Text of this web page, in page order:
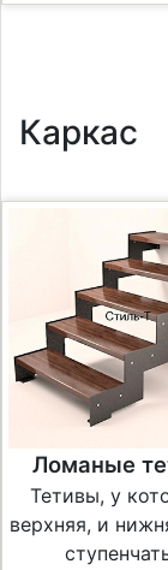
Каркас
Ломаные
Тетивы, у
верхняя, и